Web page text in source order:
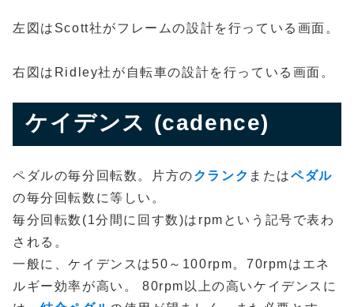
左図はScott社がフレームの設計を行っている画面。
右図はRidley社が自転車の設計を行っている画面。
ケイデンス (cadence)
ペダルの毎分回転数。片方のクランク またはペダル
の毎分回転数に等しい。
毎分回転数(1分間に回す数)はrpmという記号で表わ
される。
一般に、ケイデンスは50～100rpm。70rpmはエネ
ルギー効率が高い。 80rpm以上の高いケイデンスに